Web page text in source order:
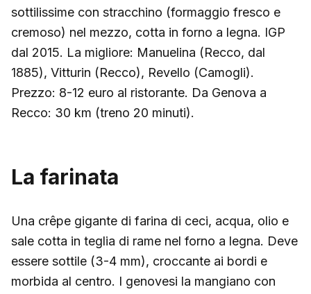
sottilissime con stracchino (formaggio fresco e
cremoso) nel mezzo, cotta in forno a legna. IGP
dal 2015. La migliore: Manuelina (Recco, dal
1885), Vitturin (Recco), Revello (Camogli).
Prezzo: 8-12 euro al ristorante. Da Genova a
Recco: 30 km (treno 20 minuti).
La farinata
Una crêpe gigante di farina di ceci, acqua, olio e
sale cotta in teglia di rame nel forno a legna. Deve
essere sottile (3-4 mm), croccante ai bordi e
morbida al centro. I genovesi la mangiano con